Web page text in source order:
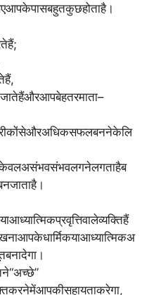
आपकेपासबहुतकुछहोताहै।
हैं;
हैं,
जातेहैंऔरआपबेहतरमाता–
सेऔरअधिकसफलबननेकेलि
असंभवसंभवलगनेलगताहैब
जाताहै।
याआध्यात्मिकप्रवृत्तिवालेव्यक्तिहैं
आपकेधार्मिकयाआध्यात्मिकअ
बनादेगा।
“अच्छे”
करनेमेंआपकीसहायताकरेगा,